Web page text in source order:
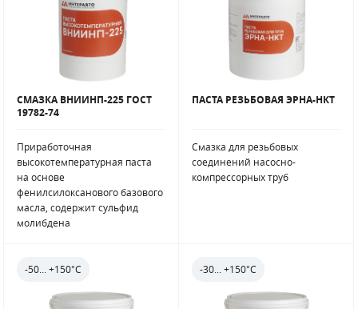
СМАЗКА ВНИИНП-225 ГОСТ
19782-74
Приработочная
высокотемпературная паста
на основе
фенилсилоксанового базового
масла, содержит сульфид
молибдена
ПАСТА РЕЗЬБОВАЯ ЭРНА-НКТ
Смазка для резьбовых
соединений насосно-
компрессорных труб
-50... +150°С -30... +150°С